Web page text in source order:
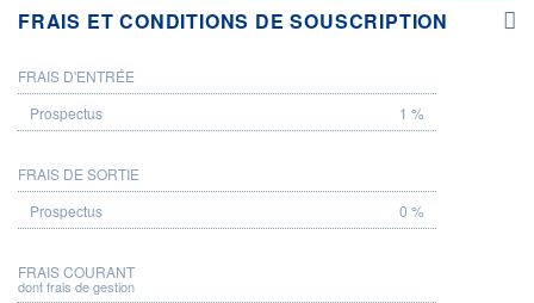
FRAIS ET CONDITIONS DE SOUSCRIPTION
PROSPECTUS
FRAIS D'ENTRÉE
1 %
FRAIS DE SORTIE
0 %
FRAIS COURANT
dont frais de gestion